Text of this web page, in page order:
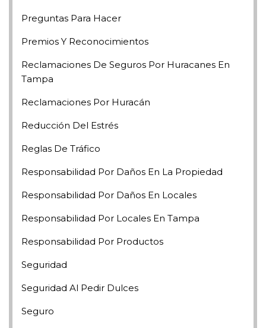
Preguntas Para Hacer
Premios Y Reconocimientos
Reclamaciones De Seguros Por Huracanes En
Tampa
Reclamaciones Por Huracán
Reducción Del Estrés
Reglas De Tráfico
Responsabilidad Por Daños En La Propiedad
Responsabilidad Por Daños En Locales
Responsabilidad Por Locales En Tampa
Responsabilidad Por Productos
Seguridad
Seguridad Al Pedir Dulces
Seguro